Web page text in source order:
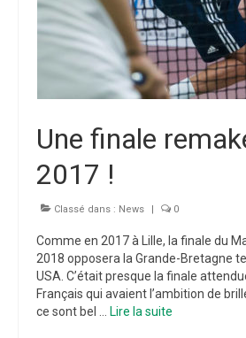
Une finale
2017 !
Classé dans : News | 0
Comme en 2017 à Lille, la finale du
2018 opposera la Grande-Bretagne
USA. C’était presque la finale
Français qui avaient l’ambition de
ce sont bel …
Lire la suite­­